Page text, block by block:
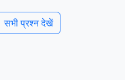
सभी प्रश्न देखें